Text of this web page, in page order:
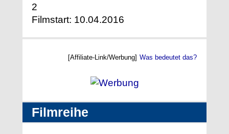
2
Filmstart: 10.04.2016
[Affiliate-Link/Werbung] Was bedeutet das?
Filmreihe